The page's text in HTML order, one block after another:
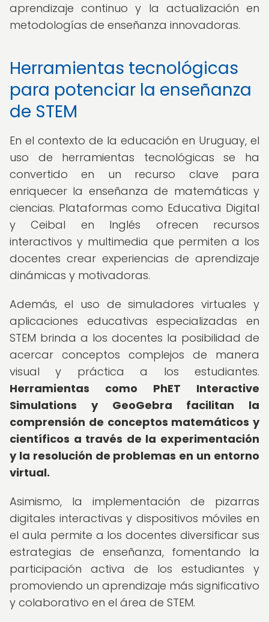
aprendizaje continuo y la actualización en
metodologías de enseñanza innovadoras.
Herramientas tecnológicas
para potenciar la enseñanza
de STEM
En el contexto de la educación en Uruguay, el
uso de herramientas tecnológicas se ha
convertido en un recurso clave para
enriquecer la enseñanza de matemáticas y
ciencias. Plataformas como Educativa Digital
y Ceibal en Inglés ofrecen recursos
interactivos y multimedia que permiten a los
docentes crear experiencias de aprendizaje
dinámicas y motivadoras.
Además, el uso de simuladores virtuales y
aplicaciones educativas especializadas en
STEM brinda a los docentes la posibilidad de
acercar conceptos complejos de manera
visual y práctica a los estudiantes.
Herramientas como PhET Interactive
Simulations y GeoGebra facilitan la
comprensión de conceptos matemáticos y
científicos a través de la experimentación
y la resolución de problemas en un entorno
virtual.
Asimismo, la implementación de pizarras
digitales interactivas y dispositivos móviles en
el aula permite a los docentes diversificar sus
estrategias de enseñanza, fomentando la
participación activa de los estudiantes y
promoviendo un aprendizaje más significativo
y colaborativo en el área de STEM.